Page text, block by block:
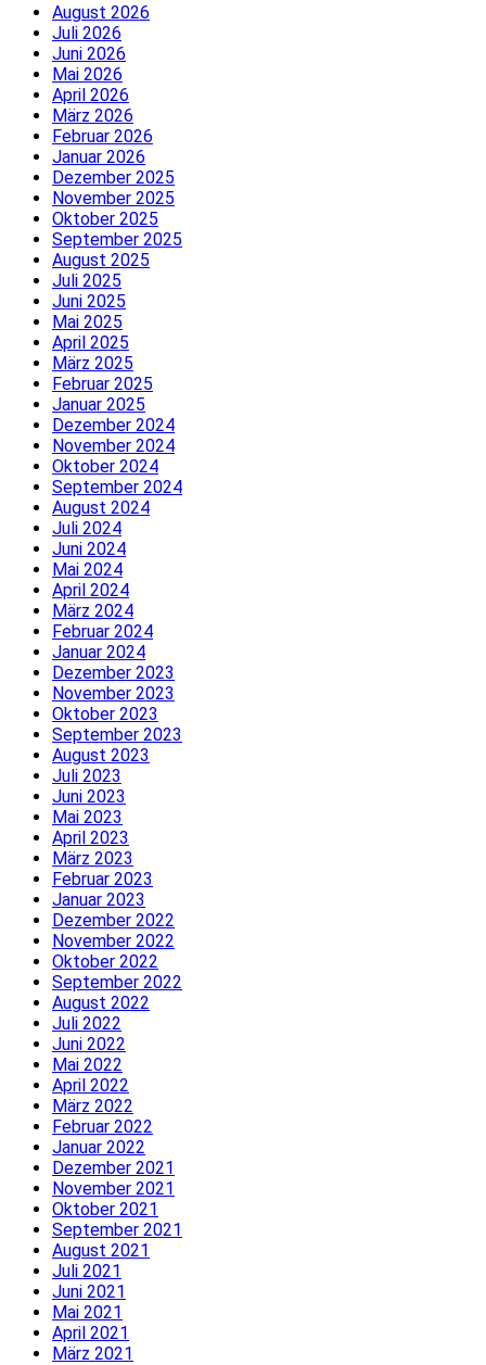
August 2026
Juli 2026
Juni 2026
Mai 2026
April 2026
März 2026
Februar 2026
Januar 2026
Dezember 2025
November 2025
Oktober 2025
September 2025
August 2025
Juli 2025
Juni 2025
Mai 2025
April 2025
März 2025
Februar 2025
Januar 2025
Dezember 2024
November 2024
Oktober 2024
September 2024
August 2024
Juli 2024
Juni 2024
Mai 2024
April 2024
März 2024
Februar 2024
Januar 2024
Dezember 2023
November 2023
Oktober 2023
September 2023
August 2023
Juli 2023
Juni 2023
Mai 2023
April 2023
März 2023
Februar 2023
Januar 2023
Dezember 2022
November 2022
Oktober 2022
September 2022
August 2022
Juli 2022
Juni 2022
Mai 2022
April 2022
März 2022
Februar 2022
Januar 2022
Dezember 2021
November 2021
Oktober 2021
September 2021
August 2021
Juli 2021
Juni 2021
Mai 2021
April 2021
März 2021